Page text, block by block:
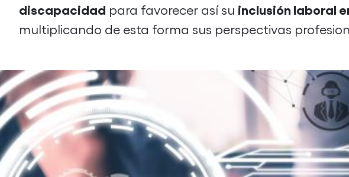
discapacidad para favorecer así su inclusión laboral
multiplicando de esta forma sus perspectivas